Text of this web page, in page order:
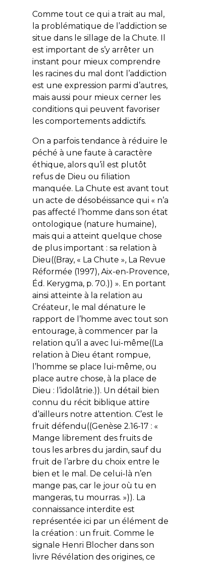
Comme tout ce qui a trait au mal,
la problématique de l’addiction se
situe dans le sillage de la Chute. Il
est important de s’y arrêter un
instant pour mieux comprendre
les racines du mal dont l’addiction
est une expression parmi d’autres,
mais aussi pour mieux cerner les
conditions qui peuvent favoriser
les comportements addictifs.
On a parfois tendance à réduire le
péché à une faute à caractère
éthique, alors qu’il est plutôt
refus de Dieu ou filiation
manquée. La Chute est avant tout
un acte de désobéissance qui « n’a
pas affecté l’homme dans son état
ontologique (nature humaine),
mais qui a atteint quelque chose
de plus important : sa relation à
Dieu((Bray, « La Chute », La Revue
Réformée (1997), Aix-en-Provence,
Éd. Kerygma, p. 70.)) ». En portant
ainsi atteinte à la relation au
Créateur, le mal dénature le
rapport de l’homme avec tout son
entourage, à commencer par la
relation qu’il a avec lui-même((La
relation à Dieu étant rompue,
l’homme se place lui-même, ou
place autre chose, à la place de
Dieu : l’idolâtrie.)). Un détail bien
connu du récit biblique attire
d’ailleurs notre attention. C’est le
fruit défendu((Genèse 2.16-17 : «
Mange librement des fruits de
tous les arbres du jardin, sauf du
fruit de l’arbre du choix entre le
bien et le mal. De celui-là n’en
mange pas, car le jour où tu en
mangeras, tu mourras. »)). La
connaissance interdite est
représentée ici par un élément de
la création : un fruit. Comme le
signale Henri Blocher dans son
livre Révélation des origines, ce